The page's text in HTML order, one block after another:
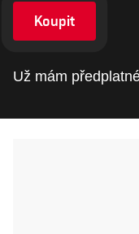
Koupit
Už mám